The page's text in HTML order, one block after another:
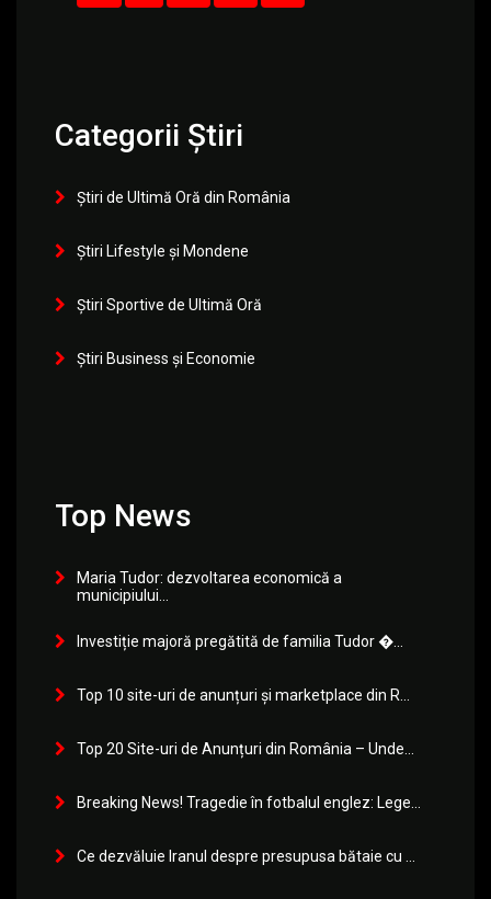
Categorii Știri
Știri de Ultimă Oră din România
Știri Lifestyle și Mondene
Știri Sportive de Ultimă Oră
Știri Business și Economie
Top News
Maria Tudor: dezvoltarea economică a
municipiului...
Investiție majoră pregătită de familia Tudor �...
Top 10 site-uri de anunțuri și marketplace din R...
Top 20 Site-uri de Anunțuri din România – Unde...
Breaking News! Tragedie în fotbalul englez: Lege...
Ce dezvăluie Iranul despre presupusa bătaie cu ...